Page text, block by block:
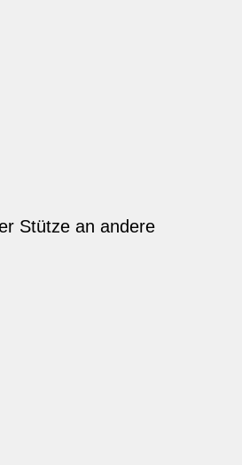
Stütze an andere